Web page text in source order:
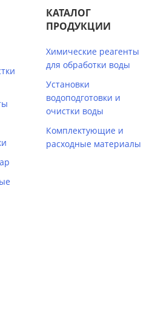
КАТАЛОГ
ПРОДУКЦИИ
Химические реагенты
для обработки воды
Установки
водоподготовки и
очистки воды
Комплектующие и
расходные материалы